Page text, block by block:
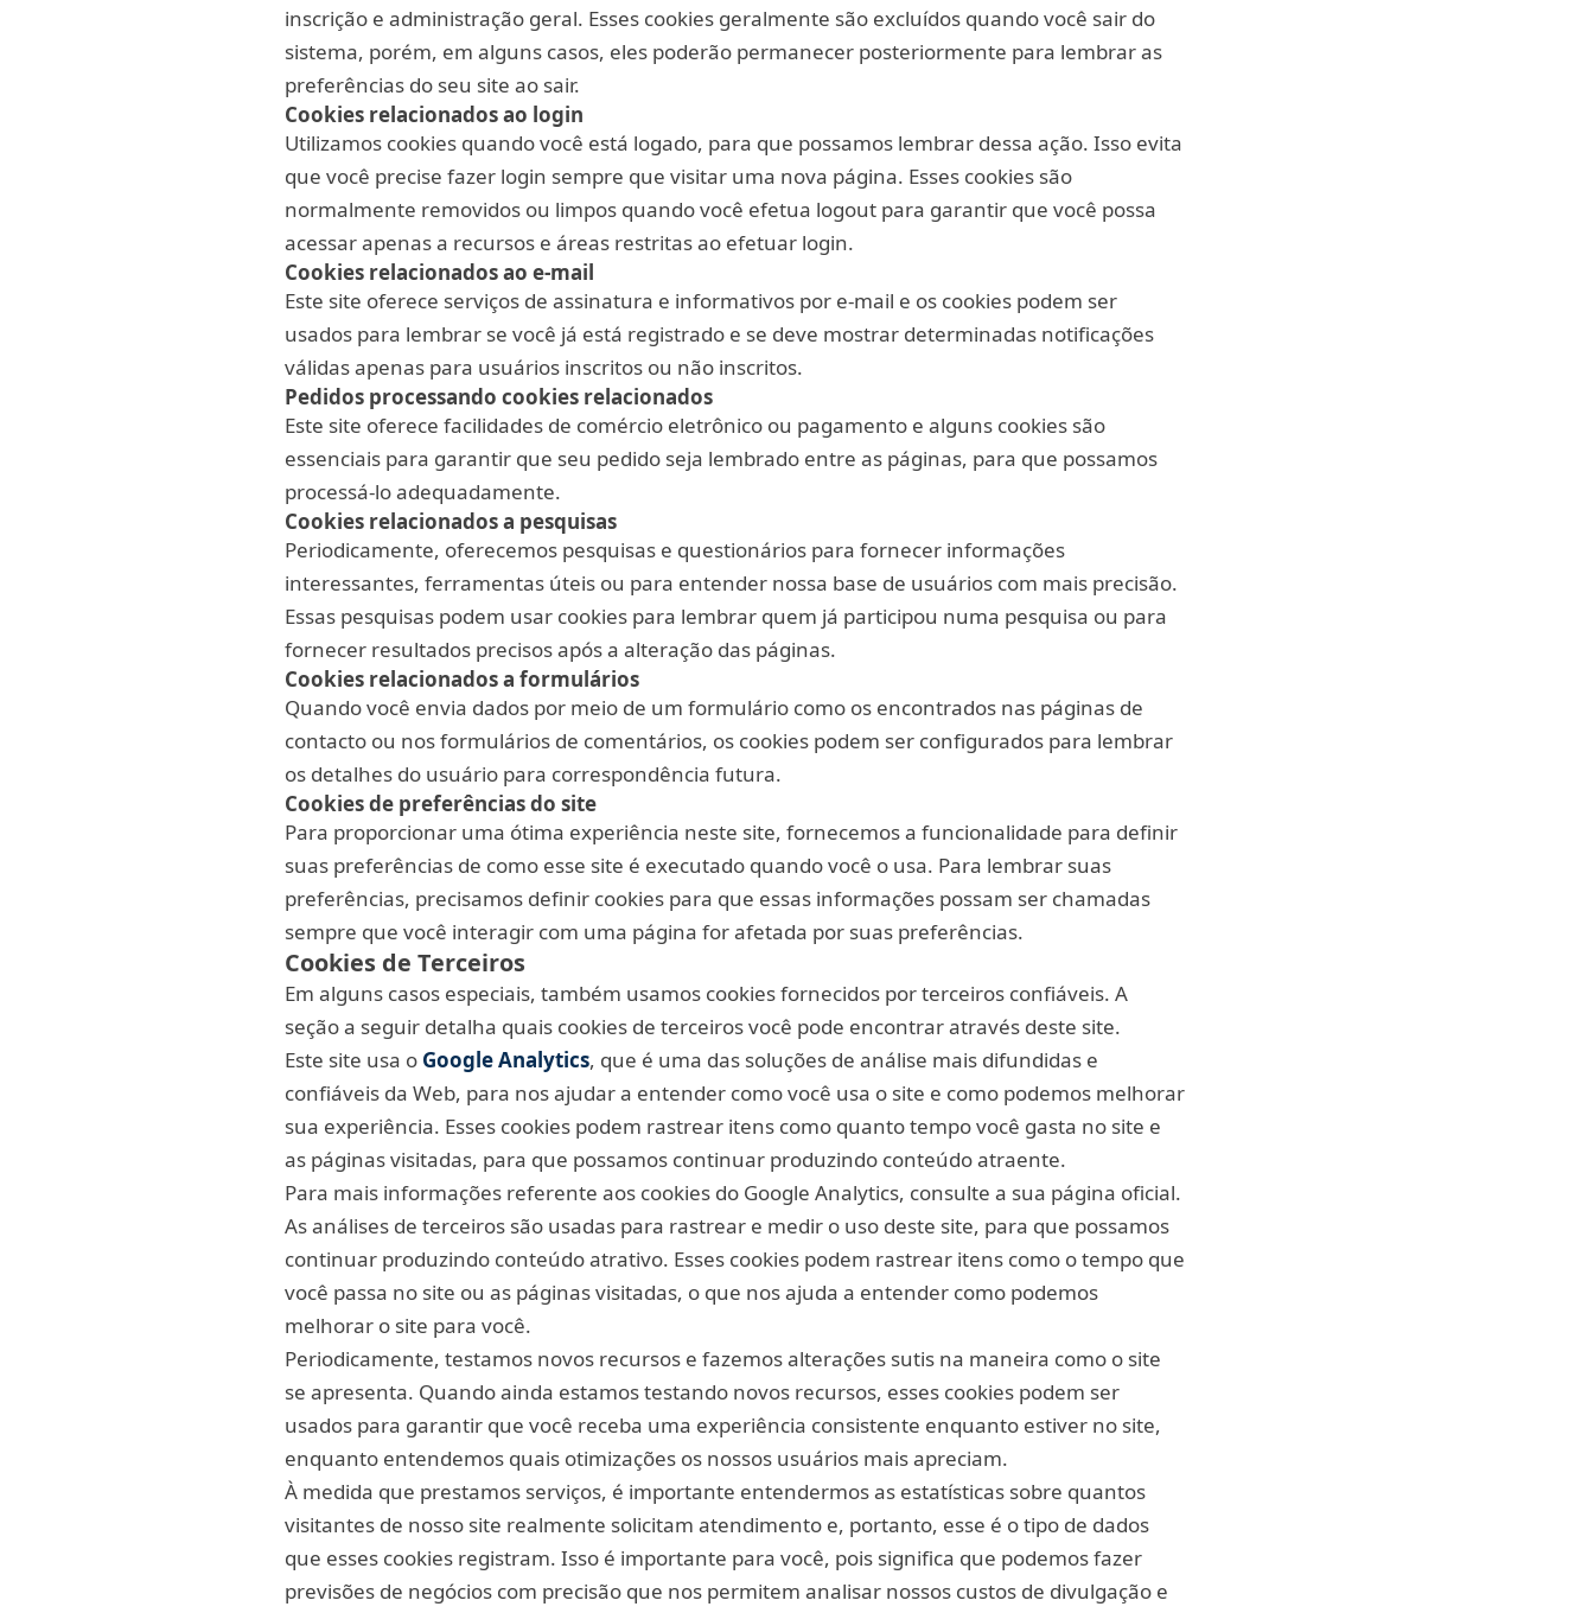
inscrição e administração geral. Esses cookies geralmente são excluídos quando você sair do
sistema, porém, em alguns casos, eles poderão permanecer posteriormente para lembrar as
preferências do seu site ao sair.
Cookies relacionados ao login
Utilizamos cookies quando você está logado, para que possamos lembrar dessa ação. Isso evita
que você precise fazer login sempre que visitar uma nova página. Esses cookies são
normalmente removidos ou limpos quando você efetua logout para garantir que você possa
acessar apenas a recursos e áreas restritas ao efetuar login.
Cookies relacionados ao e-mail
Este site oferece serviços de assinatura e informativos por e-mail e os cookies podem ser
usados para lembrar se você já está registrado e se deve mostrar determinadas notificações
válidas apenas para usuários inscritos ou não inscritos.
Pedidos processando cookies relacionados
Este site oferece facilidades de comércio eletrônico ou pagamento e alguns cookies são
essenciais para garantir que seu pedido seja lembrado entre as páginas, para que possamos
processá-lo adequadamente.
Cookies relacionados a pesquisas
Periodicamente, oferecemos pesquisas e questionários para fornecer informações
interessantes, ferramentas úteis ou para entender nossa base de usuários com mais precisão.
Essas pesquisas podem usar cookies para lembrar quem já participou numa pesquisa ou para
fornecer resultados precisos após a alteração das páginas.
Cookies relacionados a formulários
Quando você envia dados por meio de um formulário como os encontrados nas páginas de
contacto ou nos formulários de comentários, os cookies podem ser configurados para lembrar
os detalhes do usuário para correspondência futura.
Cookies de preferências do site
Para proporcionar uma ótima experiência neste site, fornecemos a funcionalidade para definir
suas preferências de como esse site é executado quando você o usa. Para lembrar suas
preferências, precisamos definir cookies para que essas informações possam ser chamadas
sempre que você interagir com uma página for afetada por suas preferências.
Cookies de Terceiros
Em alguns casos especiais, também usamos cookies fornecidos por terceiros confiáveis. A
seção a seguir detalha quais cookies de terceiros você pode encontrar através deste site.
Este site usa o Google Analytics, que é uma das soluções de análise mais difundidas e
confiáveis da Web, para nos ajudar a entender como você usa o site e como podemos melhorar
sua experiência. Esses cookies podem rastrear itens como quanto tempo você gasta no site e
as páginas visitadas, para que possamos continuar produzindo conteúdo atraente.
Para mais informações referente aos cookies do Google Analytics, consulte a sua página oficial.
As análises de terceiros são usadas para rastrear e medir o uso deste site, para que possamos
continuar produzindo conteúdo atrativo. Esses cookies podem rastrear itens como o tempo que
você passa no site ou as páginas visitadas, o que nos ajuda a entender como podemos
melhorar o site para você.
Periodicamente, testamos novos recursos e fazemos alterações sutis na maneira como o site
se apresenta. Quando ainda estamos testando novos recursos, esses cookies podem ser
usados para garantir que você receba uma experiência consistente enquanto estiver no site,
enquanto entendemos quais otimizações os nossos usuários mais apreciam.
À medida que prestamos serviços, é importante entendermos as estatísticas sobre quantos
visitantes de nosso site realmente solicitam atendimento e, portanto, esse é o tipo de dados
que esses cookies registram. Isso é importante para você, pois significa que podemos fazer
previsões de negócios com precisão que nos permitem analisar nossos custos de divulgação e